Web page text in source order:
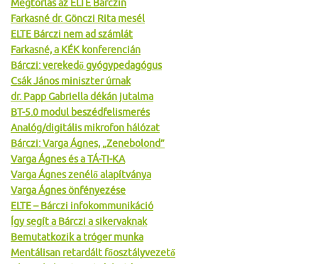
Megtorlás az ELTE Bárczin
Farkasné dr. Gönczi Rita mesél
ELTE Bárczi nem ad számlát
Farkasné, a KÉK konferencián
Bárczi: verekedő gyógypedagógus
Csák János miniszter úrnak
dr. Papp Gabriella dékán jutalma
BT-5.0 modul beszédfelismerés
Analóg/digitális mikrofon hálózat
Bárczi: Varga Ágnes, „Zenebolond”
Varga Ágnes és a TÁ-TI-KA
Varga Ágnes zenélő alapítványa
Varga Ágnes önfényezése
ELTE – Bárczi infokommunikáció
Így segít a Bárczi a sikervaknak
Bemutatkozik a tróger munka
Mentálisan retardált főosztályvezető